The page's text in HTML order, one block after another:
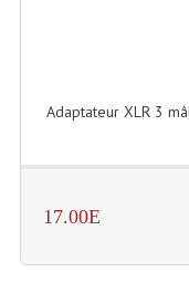
Adaptateur XLR 3
17.00E